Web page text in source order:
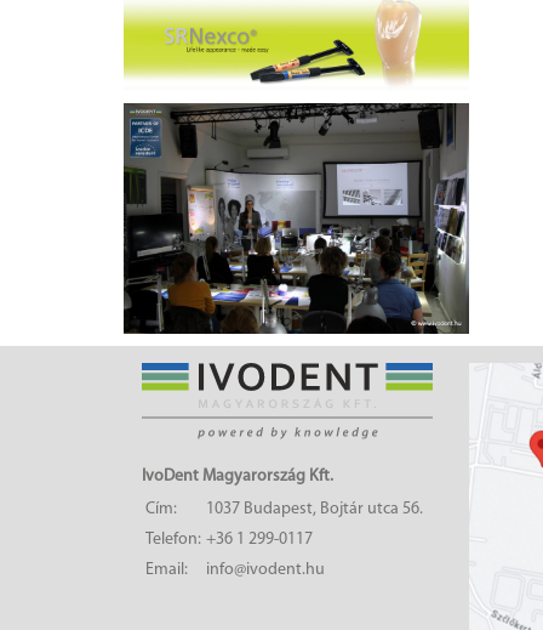
IvoDent Magyarország Kft.
Cím:
1037 Budapest, Bojtár utca 56.
Telefon: +36 1 299-0117
Email:
info@ivodent.hu